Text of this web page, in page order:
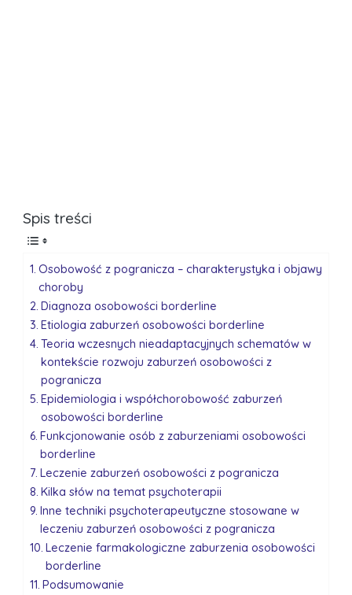
Spis treści
Osobowość z pogranicza – charakterystyka i objawy
choroby
Diagnoza osobowości borderline
Etiologia zaburzeń osobowości borderline
Teoria wczesnych nieadaptacyjnych schematów w
kontekście rozwoju zaburzeń osobowości z
pogranicza
Epidemiologia i współchorobowość zaburzeń
osobowości borderline
Funkcjonowanie osób z zaburzeniami osobowości
borderline
Leczenie zaburzeń osobowości z pogranicza
Kilka słów na temat psychoterapii
Inne techniki psychoterapeutyczne stosowane w
leczeniu zaburzeń osobowości z pogranicza
Leczenie farmakologiczne zaburzenia osobowości
borderline
Podsumowanie